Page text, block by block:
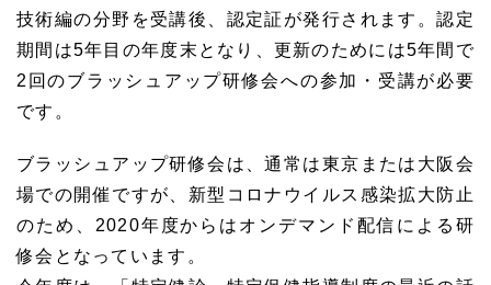
技術編の分野を受講後、認定証が発行されます。認定
期間は5年目の年度末となり、更新のためには5年間で
2回のブラッシュアップ研修会への参加・受講が必要
です。
ブラッシュアップ研修会は、通常は東京または大阪会
場での開催ですが、新型コロナウイルス感染拡大防止
のため、2020年度からはオンデマンド配信による研
修会となっています。